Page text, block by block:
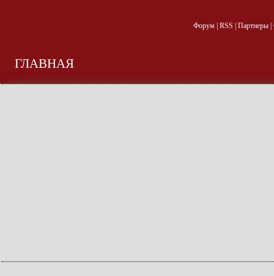
Форум| RSS Партнеры|
ГЛАВНАЯ